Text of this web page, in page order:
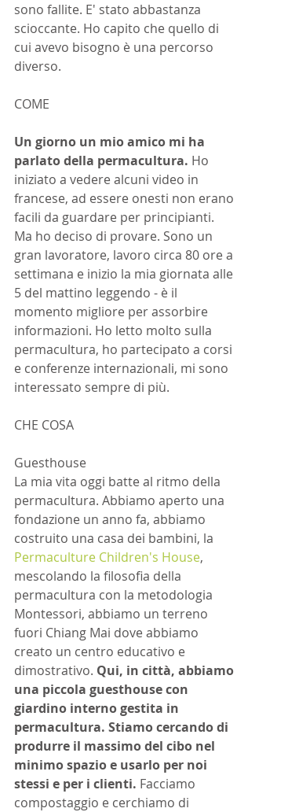
sono fallite. E' stato abbastanza
scioccante. Ho capito che quello di
cui avevo bisogno è una percorso
diverso.
COME
Un giorno un mio amico mi ha
parlato della permacultura. Ho
iniziato a vedere alcuni video in
francese, ad essere onesti non erano
facili da guardare per principianti.
Ma ho deciso di provare. Sono un
gran lavoratore, lavoro circa 80 ore a
settimana e inizio la mia giornata alle
5 del mattino leggendo - è il
momento migliore per assorbire
informazioni. Ho letto molto sulla
permacultura, ho partecipato a corsi
e conferenze internazionali, mi sono
interessato sempre di più.
CHE COSA
Guesthouse
La mia vita oggi batte al ritmo della
permacultura. Abbiamo aperto una
fondazione un anno fa, abbiamo
costruito una casa dei bambini, la
Permaculture Children's House,
mescolando la filosofia della
permacultura con la metodologia
Montessori, abbiamo un terreno
fuori Chiang Mai dove abbiamo
creato un centro educativo e
dimostrativo. Qui, in città, abbiamo
una piccola guesthouse con
giardino interno gestita in
permacultura. Stiamo cercando di
produrre il massimo del cibo nel
minimo spazio e usarlo per noi
stessi e per i clienti. Facciamo
compostaggio e cerchiamo di